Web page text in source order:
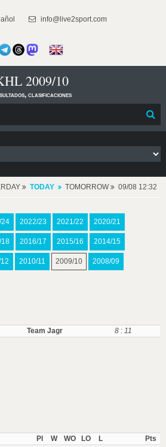
info@live2sport.com
2009/10
clasificaciones
TODAY TOMORROW 09/08 12:32
2022/23 2021/22 2020/21
2016/17 2015/16 2014/15
2010/11 2009/10 2008/09
Team Jagr 8 : 11
Pl
W WO LO L
Pts